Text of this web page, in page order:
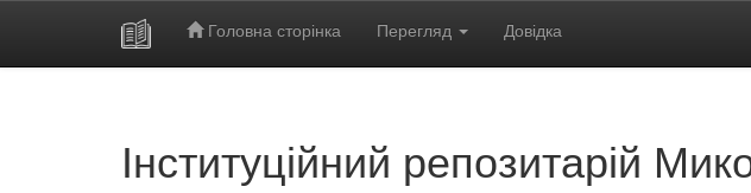
Головна сторінка Перегляд Довідка
Інституційний репозитарій